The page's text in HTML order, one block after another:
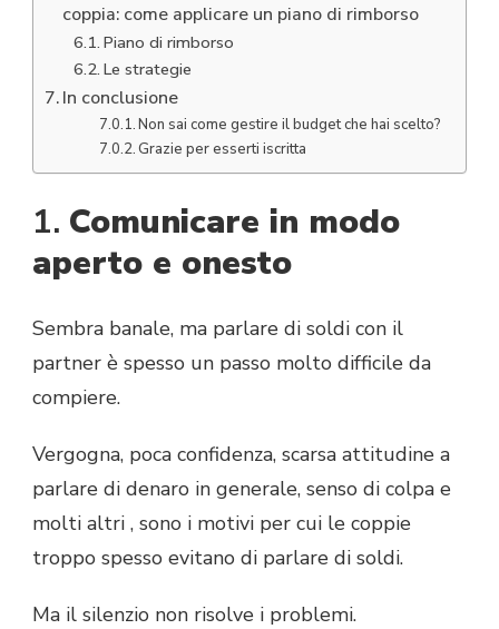
coppia: come applicare un piano di rimborso
Piano di rimborso
Le strategie
In conclusione
Non sai come gestire il budget che hai scelto?
Grazie per esserti iscritta
1. Comunicare in modo
aperto e onesto
Sembra banale, ma parlare di soldi con il
partner è spesso un passo molto difficile da
compiere.
Vergogna, poca confidenza, scarsa attitudine a
parlare di denaro in generale, senso di colpa e
molti altri , sono i motivi per cui le coppie
troppo spesso evitano di parlare di soldi.
Ma il silenzio non risolve i problemi.